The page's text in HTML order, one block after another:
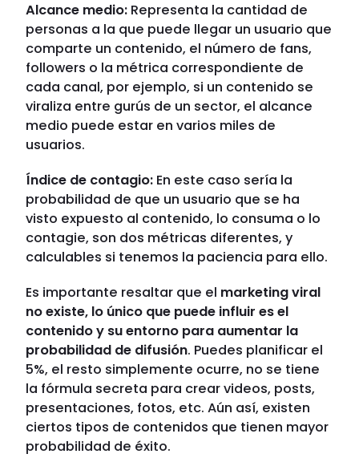
Alcance medio: Representa la cantidad de
personas a la que puede llegar un usuario que
comparte un contenido, el número de fans,
followers o la métrica correspondiente de
cada canal, por ejemplo, si un contenido se
viraliza entre gurús de un sector, el alcance
medio puede estar en varios miles de
usuarios.
Índice de contagio: En este caso sería la
probabilidad de que un usuario que se ha
visto expuesto al contenido, lo consuma o lo
contagie, son dos métricas diferentes, y
calculables si tenemos la paciencia para ello.
Es importante resaltar que el marketing viral
no existe, lo único que puede influir es el
contenido y su entorno para aumentar la
probabilidad de difusión. Puedes planificar el
5%, el resto simplemente ocurre, no se tiene
la fórmula secreta para crear videos, posts,
presentaciones, fotos, etc. Aún así, existen
ciertos tipos de contenidos que tienen mayor
probabilidad de éxito.​